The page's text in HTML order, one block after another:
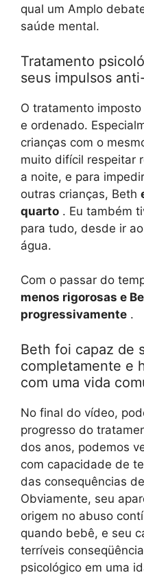
qual um Amplo
saúde mental.
Tratamento
seus impulsos
O tratamento
e ordenado.
crianças com o
muito difícil respeitar
a noite, e para
outras crianças, Beth
quarto . Eu também
para tudo, desde ir
água.
Com o passar do
menos rigorosas e
progressivamente .
Beth foi capaz de
completamente e
com uma vida
No final do vídeo,
progresso do
dos anos, podemos
com capacidade de
das consequências
Obviamente, seu
origem no abuso
quando bebê, e seu
terríveis
psicológico em uma